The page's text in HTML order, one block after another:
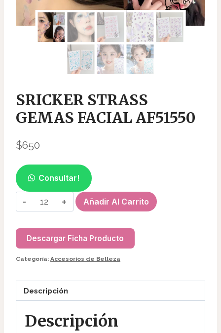
SRICKER STRASS
GEMAS FACIAL AF51550
$650
Consultar!
SRICKER
STRASS
FACIAL
AF51550
cantidad
Añadir Al Carrito
Descargar Ficha Producto
Categoría: Accesorios de Belleza
Descripción
Descripción